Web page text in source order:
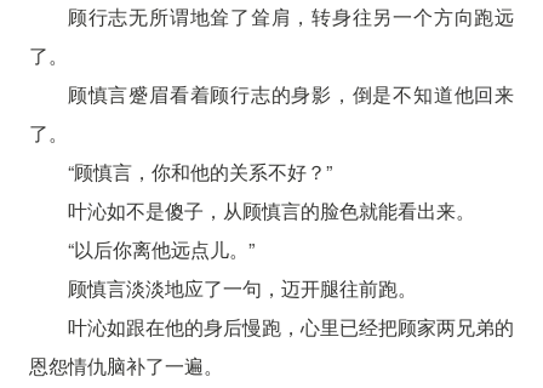
顾行志无所谓地耸了耸肩，转身往另一个方向跑远
了。
顾慎言蹙眉看着顾行志的身影，倒是不知道他回来
了。
“顾慎言，你和他的关系不好？”
叶沁如不是傻子，从顾慎言的脸色就能看出来。
“以后你离他远点儿。”
顾慎言淡淡地应了一句，迈开腿往前跑。
叶沁如跟在他的身后慢跑，心里已经把顾家两兄弟的
恩怨情仇脑补了一遍。